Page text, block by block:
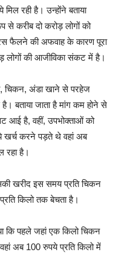
रही है। उन्होंने बताया
से करीब दो करोड़ लोगों को
फैलने की अफवाह के कारण पूरा
लोगों की आजीविका संकट में है।
चिकन, अंडा खाने से परहेज
बताया जाता है मांग कम होने से
आई है, वहीं, उपभोक्ताओं को
खर्च करने पड़ते थे वहां अब
रहा है।
खरीद इस समय प्रति चिकन
किलो तक बेचता है।
कि पहले जहां एक किलो चिकन
अब 100 रुपये प्रति किलो में